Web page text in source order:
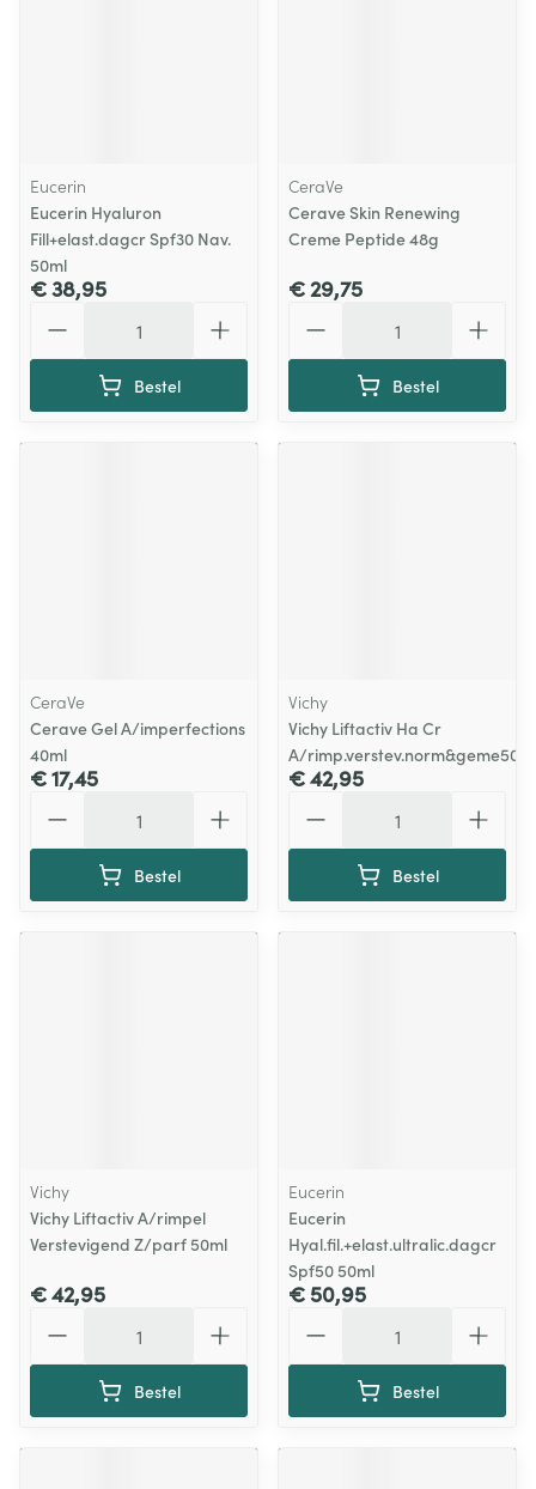
Eucerin
Eucerin Hyaluron
Fill+elast.dagcr Spf30 Nav.
50ml
€ 38,95
Bestel
CeraVe
Cerave Skin Renewing
Creme Peptide 48g
€ 29,75
Bestel
CeraVe
Cerave Gel A/imperfections
40ml
€ 17,45
Bestel
Vichy
Vichy Liftactiv Ha Cr
A/rimp.verstev.norm&geme50ml
€ 42,95
Bestel
Vichy
Vichy Liftactiv A/rimpel
Verstevigend Z/parf 50ml
€ 42,95
Bestel
Eucerin
Eucerin
Hyal.fil.+elast.ultralic.dagcr
Spf50 50ml
€ 50,95
Bestel